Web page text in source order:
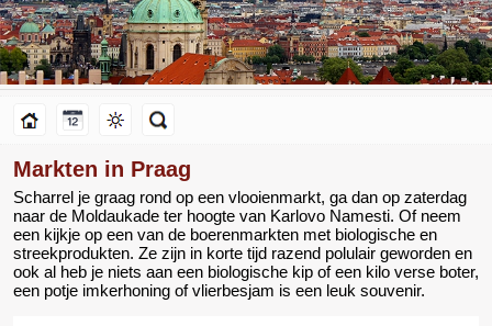
Markten in Praag
Scharrel je graag rond op een vlooienmarkt, ga dan op zaterdag
naar de Moldaukade ter hoogte van Karlovo Namesti. Of neem
een kijkje op een van de boerenmarkten met biologische en
streekprodukten. Ze zijn in korte tijd razend polulair geworden en
ook al heb je niets aan een biologische kip of een kilo verse boter,
een potje imkerhoning of vlierbesjam is een leuk souvenir.